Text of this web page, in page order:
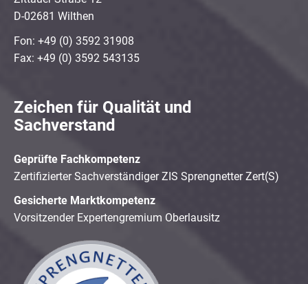
D-02681 Wilthen
Fon: +49 (0) 3592 31908
Fax: +49 (0) 3592 543135
Zeichen für Qualität und
Sachverstand
Geprüfte Fachkompetenz
Zertifizierter Sachverständiger ZIS Sprengnetter Zert(S)
Gesicherte Marktkompetenz
Vorsitzender Expertengremium Oberlausitz